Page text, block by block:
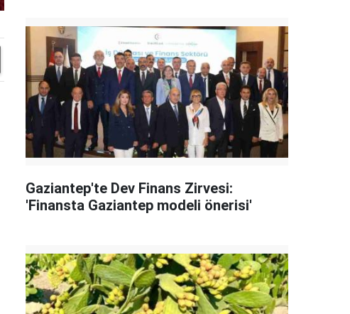
Gaziantep'te Dev Finans Zirvesi:
'Finansta Gaziantep modeli önerisi'